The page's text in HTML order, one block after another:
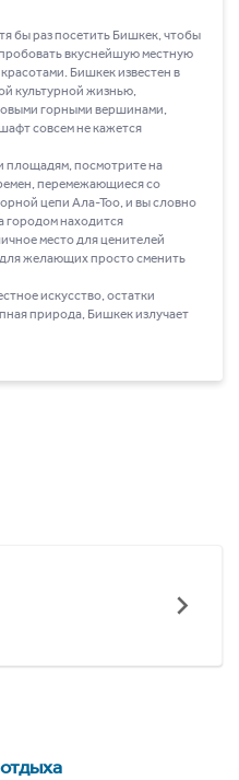
бы раз посетить Бишкек, чтобы
вкуснейшую местную
Бишкек известен в
культурной жизнью,
горными вершинами,
совсем не кажется
площадям, посмотрите на
перемежающиеся со
цепи Ала-Тоо, и вы словно
городом находится
место для ценителей
желающих просто сменить
искусство, остатки
природа, Бишкек излучает